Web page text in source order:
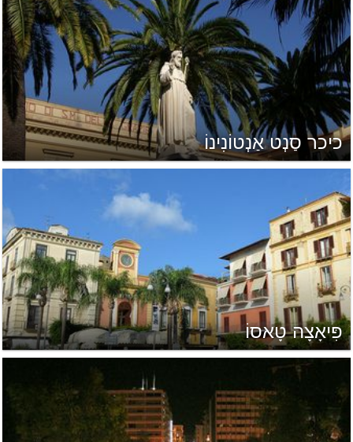
כיכר סַנְט אַנְטוֹנִינוֹ
פִּיאָצָה טָאסוֹ